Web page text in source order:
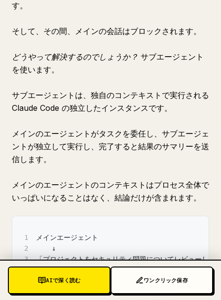
す。
そして、その間、メインの会話はブロックされます。
どうやって解決するのでしょうか？ サブエージェント
を使います。
サブエージェントは、独自のコンテキストで実行される
Claude Code の独立したインスタンスです。
メインのエージェントがタスクを委任し、サブエージェ
ントが独立して実行し、完了すると結果のサマリーを送
信します。
メインのエージェントのコンテキストはプロセス全体で
いっぱいになることはなく、結論だけが含まれます。
1
メインエージェント
2
    ↓
3
「プロジェクトをセキュリティ問題についてレビューして
4
    ↓
┌─────────────────────────────┐
6
│  サブエージェント：security-reviewer    │
AIで深く読む ワンクリック保存